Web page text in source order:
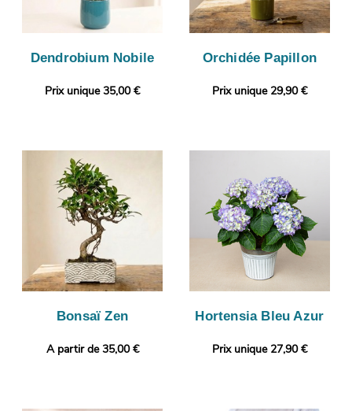
Dendrobium Nobile
Prix unique 35,00 €
Orchidée Papillon
Prix unique 29,90 €
Bonsaï Zen
A partir de 35,00 €
Hortensia Bleu Azur
Prix unique 27,90 €